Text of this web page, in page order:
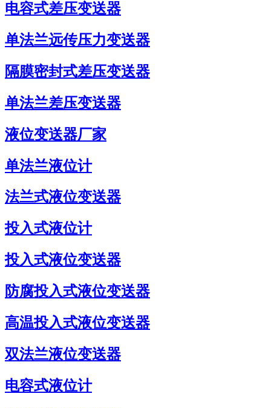
电容式差压变送器
单法兰远传压力变送器
隔膜密封式差压变送器
单法兰差压变送器
液位变送器厂家
单法兰液位计
法兰式液位变送器
投入式液位计
投入式液位变送器
防腐投入式液位变送器
高温投入式液位变送器
双法兰液位变送器
电容式液位计